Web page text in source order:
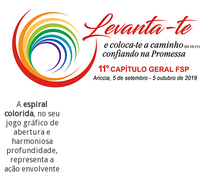
Aespiral
colorida, no seu
jogo gráfico de
abertura e
harmoniosa
profundidade,
representa a
ação envolvente